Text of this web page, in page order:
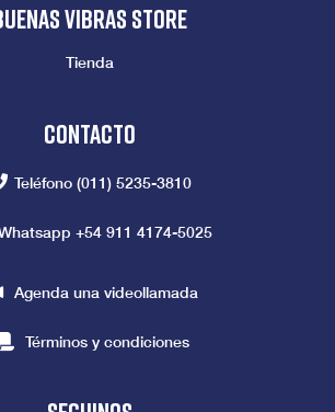
vibras store
Tienda
Contacto
Teléfono (011) 5235-3810
+54 911 4174-5025
Agenda una videollamada
Términos y condiciones